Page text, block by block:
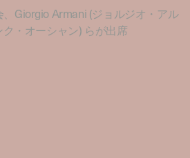
Giorgio Armani (ジョルジオ・アル
・オーシャン) らが出席